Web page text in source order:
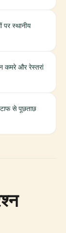
पर स्थानीय
कमरे और रेस्तरां
से पूछताछ